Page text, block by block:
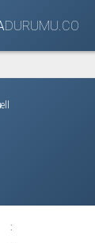
DURUMU.CO